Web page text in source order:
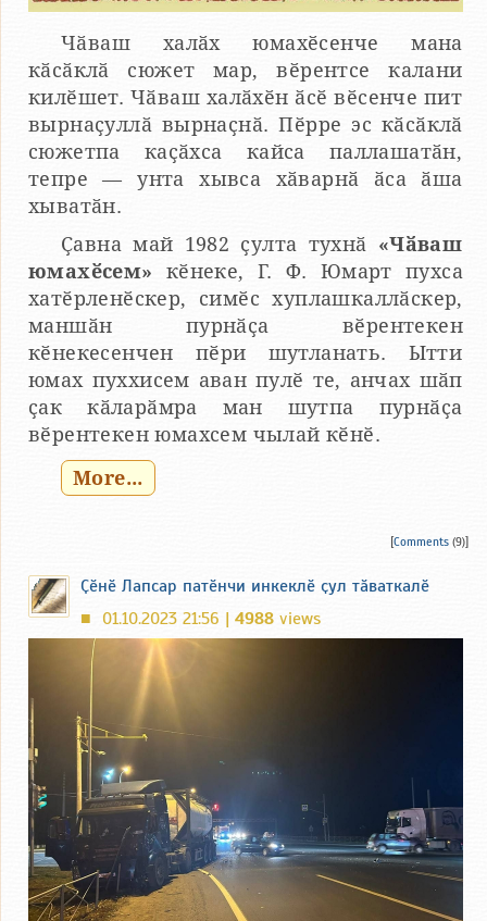
Чӑваш халӑх юмахӗсенче мана
кӑсӑклӑ сюжет мар, вӗрентсе калани
килӗшет. Чӑваш халӑхӗн ӑсӗ вӗсенче пит
вырнаҫуллӑ вырнаҫнӑ. Пӗрре эс кӑсӑклӑ
сюжетпа каҫӑхса кайса паллашатӑн,
тепре — унта хывса хӑварнӑ ӑса ӑша
хыватӑн.
Ҫавна май 1982 ҫулта тухнӑ «Чӑваш
юмахӗсем» кӗнеке, Г. Ф. Юмарт пухса
хатӗрленӗскер, симӗс хуплашкаллӑскер,
маншӑн пурнӑҫа вӗрентекен
кӗнекесенчен пӗри шутланать. Ытти
юмах пуххисем аван пулӗ те, анчах шӑп
ҫак кӑларӑмра ман шутпа пурнӑҫа
вӗрентекен юмахсем чылай кӗнӗ.
More...
[Comments (9)]
Ҫӗнӗ Лапсар патӗнчи инкеклӗ ҫул тӑваткалӗ
■ 01.10.2023 21:56 | 4988 views